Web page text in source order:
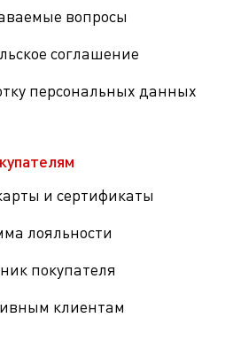
вопросы
соглашение
персональных данных
и сертификаты
лояльности
покупателя
клиентам